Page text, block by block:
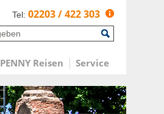
Tel: 02203 / 422 303
PENNY Reisen Service